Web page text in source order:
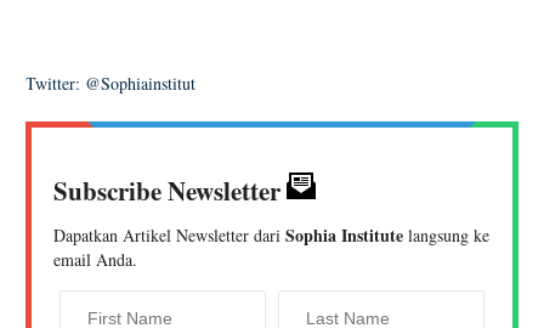
Twitter: @Sophiainstitut
Subscribe Newsletter
Dapatkan Artikel Newsletter dari Sophia Institute langsung ke
email Anda.